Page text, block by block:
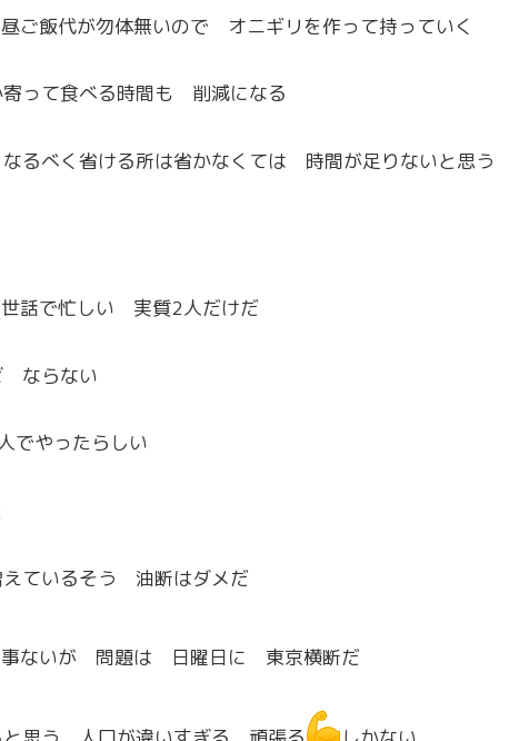
ご飯代が勿体無いので オニギリを作って持っていく
って食べる時間も 削減になる
るべく省ける所は省かなくては 時間が足りないと思う
話で忙しい 実質2人だけだ
ならない
でやったらしい
ているそう 油断はダメだ
ないが 問題は 日曜日に 東京横断だ